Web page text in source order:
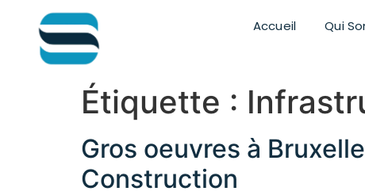
Accueil Qui
Étiquette :
Gros oeuvres à
Construction